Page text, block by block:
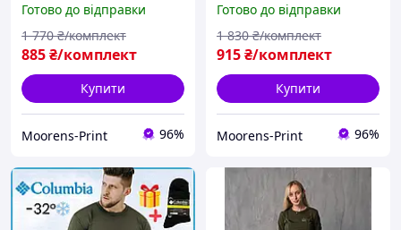
армейське + шкарпетки
Mр
Готово до відправки
885₴/комплект
1 770 ₴/комплект
Купити
Moorens-Print 96%
columbia omni heat +
шкарпетки в подарунок
Готово до відправки
915₴/комплект
1 830 ₴/комплект
Купити
Moorens-Print 96%